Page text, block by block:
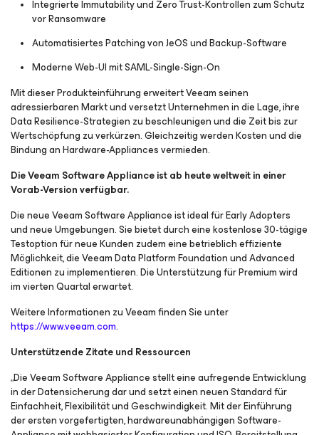
Integrierte Immutability und Zero Trust-Kontrollen zum Schutz
vor Ransomware
Automatisiertes Patching von JeOS und Backup-Software
Moderne Web-UI mit SAML-Single-Sign-On
Mit dieser Produkteinführung erweitert Veeam seinen
adressierbaren Markt und versetzt Unternehmen in die Lage, ihre
Data Resilience-Strategien zu beschleunigen und die Zeit bis zur
Wertschöpfung zu verkürzen. Gleichzeitig werden Kosten und die
Bindung an Hardware-Appliances vermieden.
Die Veeam Software Appliance ist ab heute weltweit in einer
Vorab-Version verfügbar.
Die neue Veeam Software Appliance ist ideal für Early Adopters
und neue Umgebungen. Sie bietet durch eine kostenlose 30-tägige
Testoption für neue Kunden zudem eine betrieblich effiziente
Möglichkeit, die Veeam Data Platform Foundation und Advanced
Editionen zu implementieren. Die Unterstützung für Premium wird
im vierten Quartal erwartet.
Weitere Informationen zu Veeam finden Sie unter
https://www.veeam.com.
Unterstützende Zitate und Ressourcen
„Die Veeam Software Appliance stellt eine aufregende Entwicklung
in der Datensicherung dar und setzt einen neuen Standard für
Einfachheit, Flexibilität und Geschwindigkeit. Mit der Einführung
der ersten vorgefertigten, hardwareunabhängigen Software-